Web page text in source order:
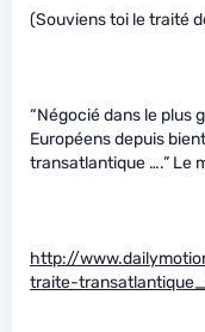
(Souviens toi le traité
“Négocié dans le plus
Européens depuis
transatlantique ….” Le
http://
traite-